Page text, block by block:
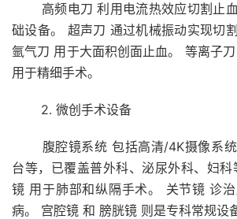
高频电刀 利用电流热效应切割止血
础设备。 超声刀 通过机械振动实现切
氩气刀 用于大面积创面止血。 等离子
用于精细手术。
2. 微创手术设备
腹腔镜系统 包括高清/4K摄像系统
台等，已覆盖普外科、泌尿外科、妇
镜 用于肺部和纵隔手术。 关节镜 诊
病。 宫腔镜 和 膀胱镜 则是专科常规设备